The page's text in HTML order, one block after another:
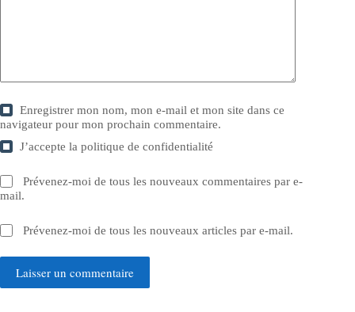
Enregistrer mon nom, mon e-mail et mon site dans ce
navigateur pour mon prochain commentaire.
J’accepte lapolitique de confidentialité
Prévenez-moi de tous les nouveaux commentaires par e-
mail.
Prévenez-moi de tous les nouveaux articles par e-mail.
Laisser un commentaire